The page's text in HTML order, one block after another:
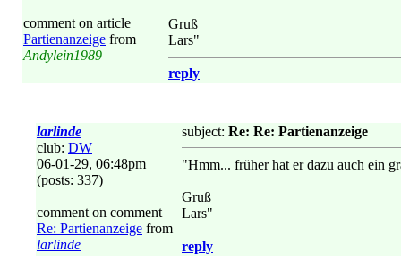
comment on article
Partienanzeige from
Andylein1989
Gruß
Lars"
reply
larlinde
club: DW
06-01-29, 06:48pm
(posts: 337)
comment on comment
Re: Partienanzeige from
larlinde
subject: Re: Re: Partienanzeige
"Hmm... früher hat er dazu auch ein
Gruß
Lars"
reply